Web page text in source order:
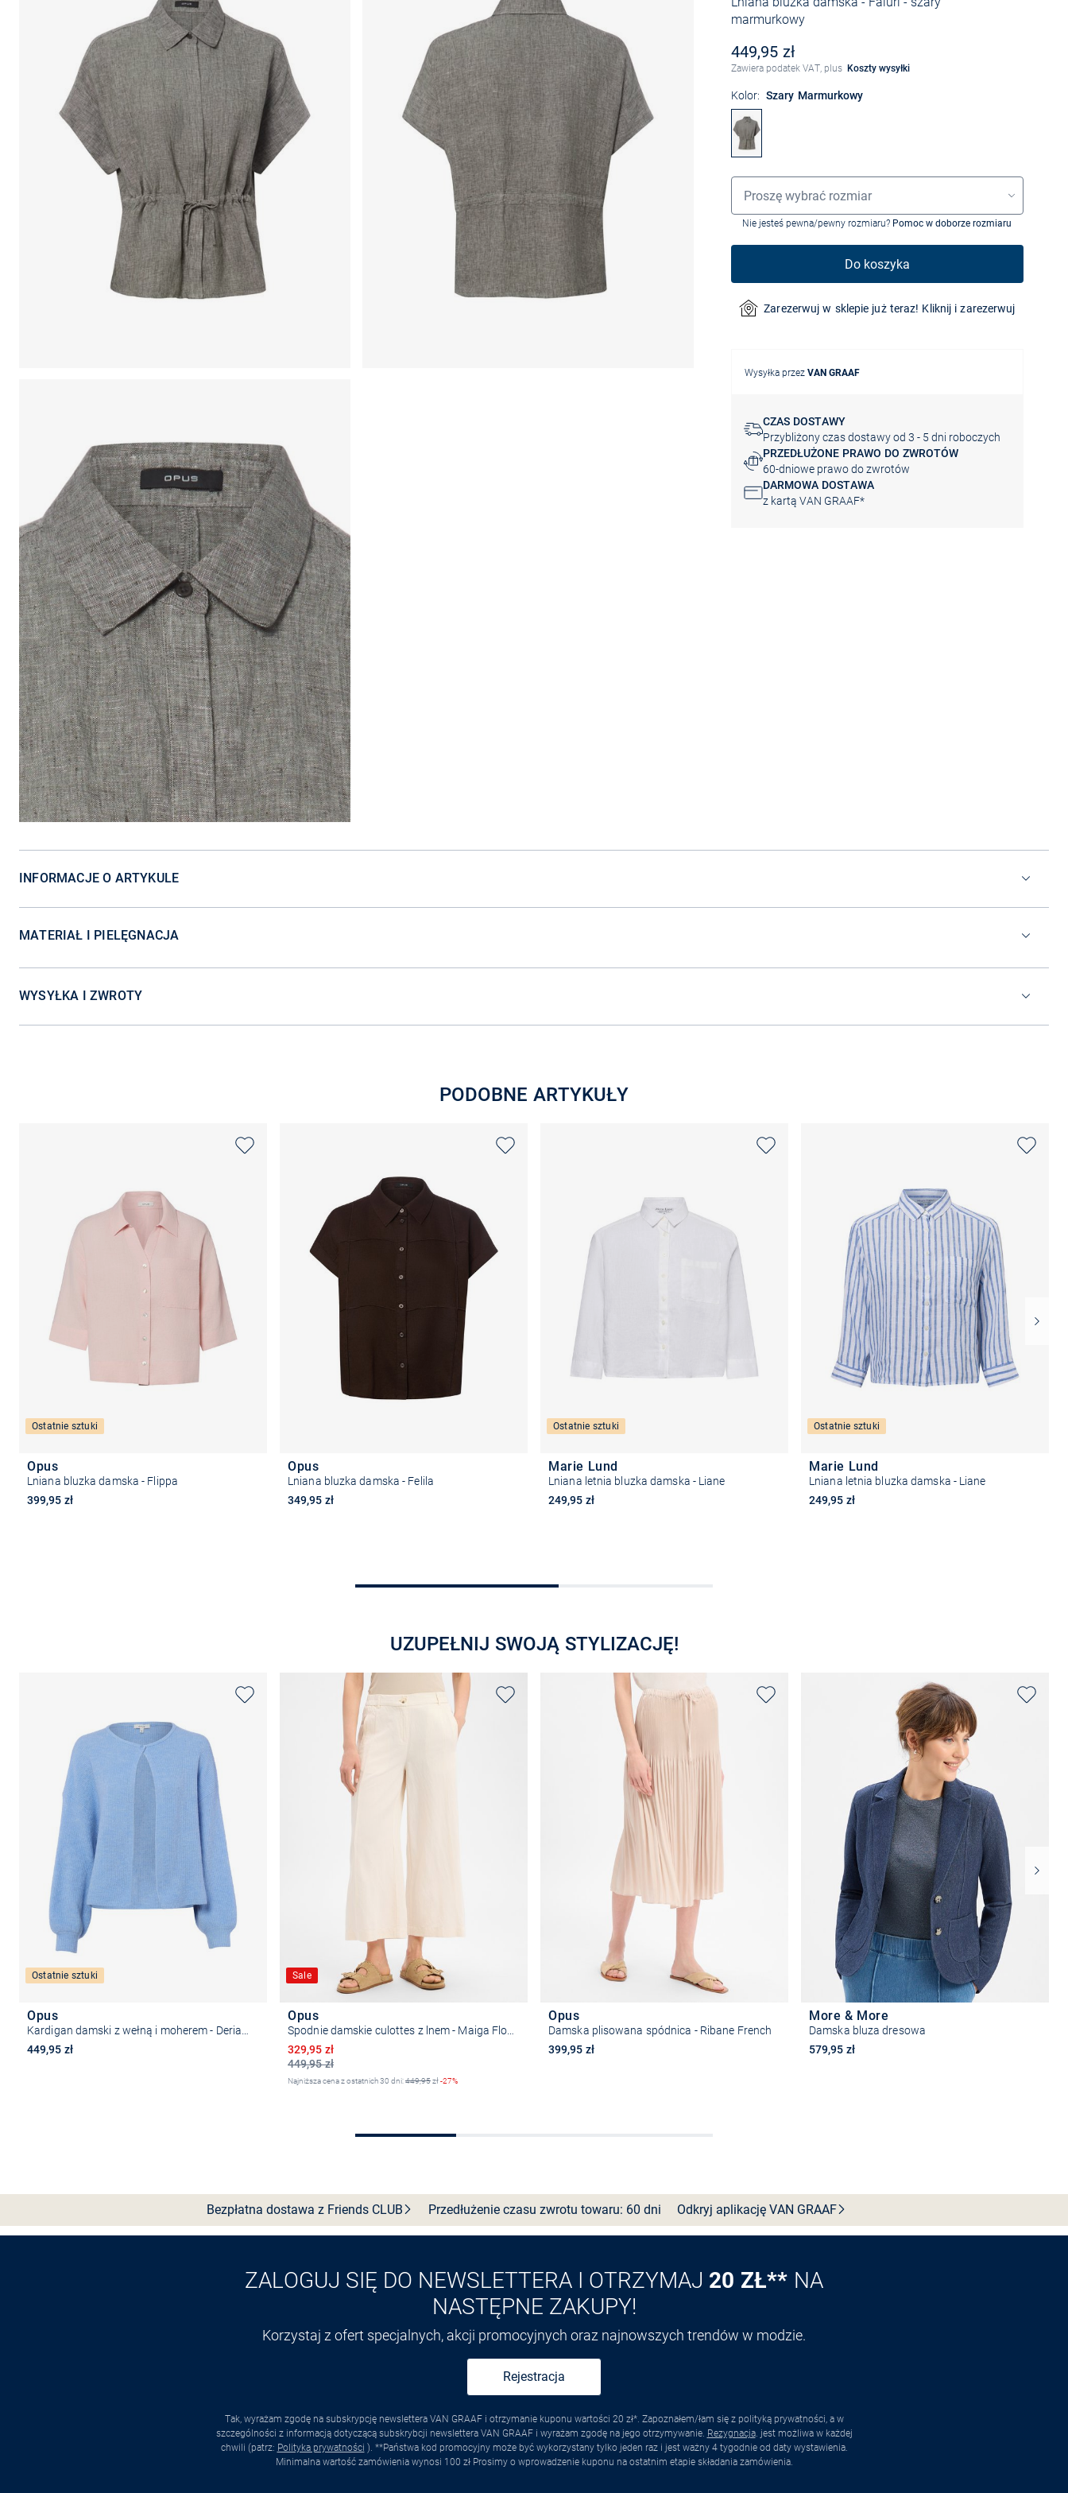
marmurkowy
449,95 zł
Zawiera podatek VAT, plus Koszty wysyłki
Kolor: Szary Marmurkowy
Wybór rozmiaru
Proszę wybrać rozmiar
Nie jesteś pewna/pewny rozmiaru? Pomoc w doborze rozmiaru
Do koszyka
Zarezerwuj w sklepie już teraz! Kliknij i zarezerwuj
Wysyłka przez VAN GRAAF
CZAS DOSTAWY
Przybliżony czas dostawy od 3 - 5 dni roboczych
PRZEDŁUŻONE PRAWO DO ZWROTÓW
60-dniowe prawo do zwrotów
DARMOWA DOSTAWA
z kartą VAN GRAAF*
INFORMACJE O ARTYKULE
MATERIAŁ I PIELĘGNACJA
WYSYŁKA I ZWROTY
PODOBNE ARTYKUŁY
Ostatnie sztuki
Opus
Lniana bluzka damska - Flippa
399,95 zł
Opus
Lniana bluzka damska - Felila
349,95 zł
Wybierz rozmiar
Ostatnie sztuki
Marie Lund
Lniana letnia bluzka damska - Liane
249,95 zł
Ostatnie sztuki
Marie Lund
Lniana letnia bluzka damska - Liane
249,95 zł
UZUPEŁNIJ SWOJĄ STYLIZACJĘ!
Ostatnie sztuki
Opus
449,95 zł
Sale
Opus
449,95 zł
Obniżona cena
329,95 zł
Najniższa cena z ostatnich 30 dni:449,95zł-27%
Opus
Damska plisowana spódnica - Ribane French
399,95 zł
More & More
Damska bluza dresowa
579,95 zł
Bezpłatna dostawa z FriendsCLUB Przedłużenie czasu zwrotu towaru: 60 dni Odkryj aplikację VAN GRAAF
ZALOGUJ SIĘ DO NEWSLETTERA I OTRZYMAJ 20 ZŁ** NA
NASTĘPNE ZAKUPY!
Korzystaj z ofert specjalnych, akcji promocyjnych oraz najnowszych trendów w modzie.
Rejestracja
Tak, wyrażam zgodę na subskrypcję newslettera VAN GRAAF i otrzymanie kuponu wartości 20 zł*. Zapoznałem/łam się z polityką prywatności, a w
szczególności z informacją dotyczącą subskrybcji newslettera VAN GRAAF i wyrażam zgodę na jego otrzymywanie. Rezygnacja. jest możliwa w każdej
chwili (patrz: Polityka prywatności ). **Państwa kod promocyjny może być wykorzystany tylko jeden raz i jest ważny 4 tygodnie od daty wystawienia.
Minimalna wartość zamówienia wynosi 100 zł Prosimy o wprowadzenie kuponu na ostatnim etapie składania zamówienia.